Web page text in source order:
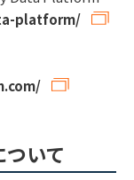
platform/
いて